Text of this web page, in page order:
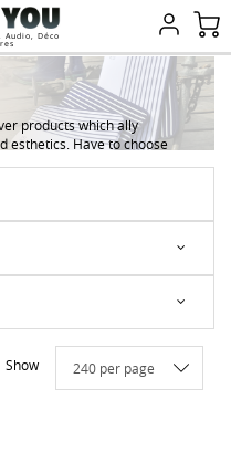
Audio, Déco
products which ally
esthetics. Have to choose
Show